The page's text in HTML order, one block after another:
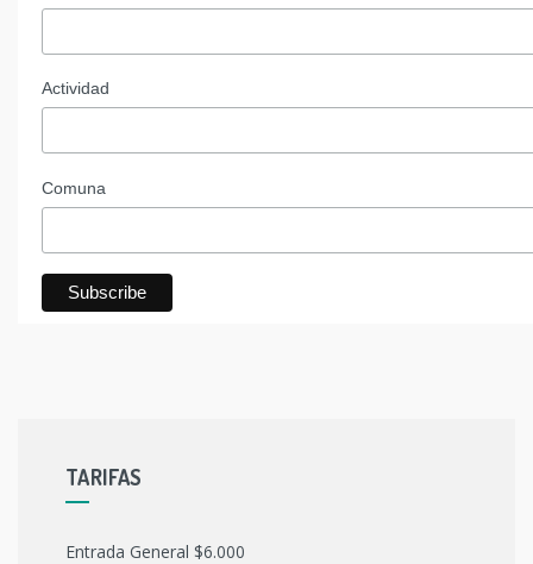
Actividad
Comuna
TARIFAS
Entrada General $6.000